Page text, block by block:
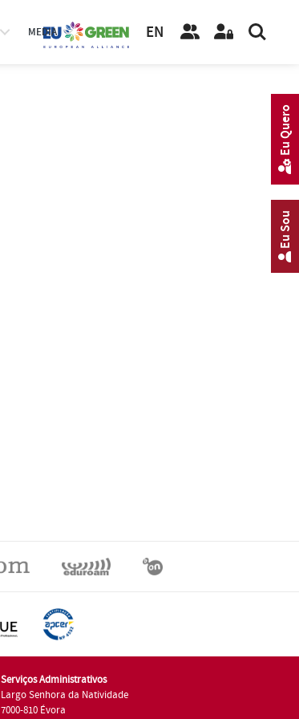
MEDIA EN
Serviços Administrativos
Largo Senhora da Natividade
7000-810 Évora
Eu Sou
Eu Quero